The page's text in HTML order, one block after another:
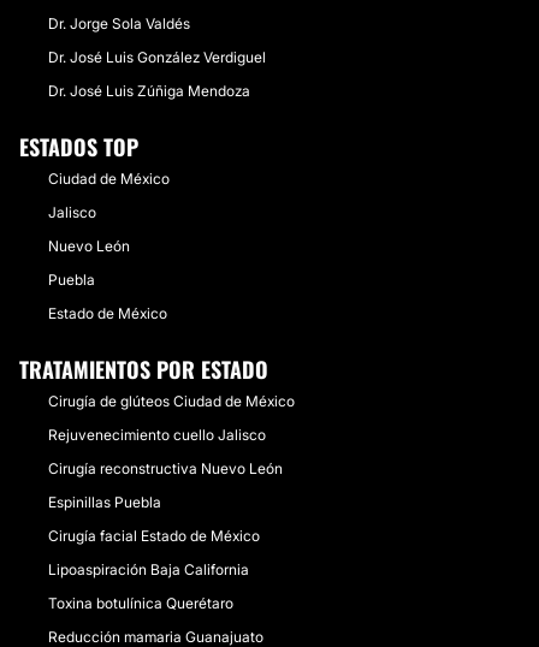
Dr. Jorge Sola Valdés
Dr. José Luis González Verdiguel
Dr. José Luis Zúñiga Mendoza
ESTADOS TOP
Ciudad de México
Jalisco
Nuevo León
Puebla
Estado de México
TRATAMIENTOS POR ESTADO
Cirugía de glúteos Ciudad de México
Rejuvenecimiento cuello Jalisco
Cirugía reconstructiva Nuevo León
Espinillas Puebla
Cirugía facial Estado de México
Lipoaspiración Baja California
Toxina botulínica Querétaro
Reducción mamaria Guanajuato